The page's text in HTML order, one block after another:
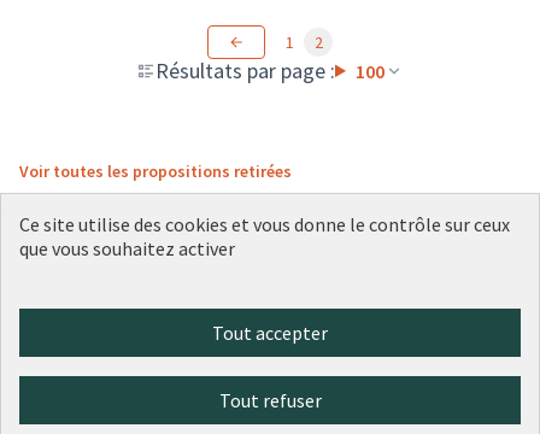
Résultats par page : 100
1 2
Voir toutes les propositions retirées
(Lien externe)
(Lien externe)
(Lien externe)
(Lien externe)
(Lien externe)
Ce site utilise des cookies et vous donne le contrôle sur ceux
que vous souhaitez activer
Tout accepter
Tout refuser